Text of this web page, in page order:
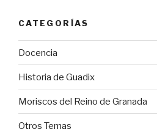
CATEGORÍAS
Docencia
Historia de Guadix
Moriscos del Reino de Granada
Otros Temas